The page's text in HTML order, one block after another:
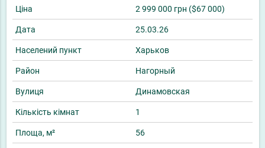
Ціна 2 999 000 грн ($67 000)
Дата 25.03.26
Населений пункт Харьков
Район Нагорный
Вулиця Динамовская
Кількість кімнат 1
Площа, м² 56